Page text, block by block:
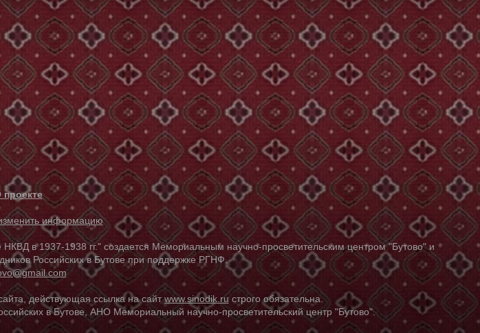
проекте
информацию
в 1937-1938 гг." создается Мемориальным научно-просветительским центром "Бутово" и
Российских в Бутове при поддержке РГНФ.
действующая ссылка на сайтwww.sinodik.ru строго обязательна.
в Бутове, АНО Мемориальный научно-просветительский центр "Бутово".